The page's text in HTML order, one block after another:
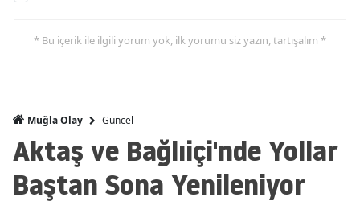
* Bu içerik ile ilgili yorum yok, ilk yorumu siz yazın, tartışalım *
Muğla Olay Güncel
Aktaş ve Bağlıiçi'nde Yollar
Baştan Sona Yenileniyor